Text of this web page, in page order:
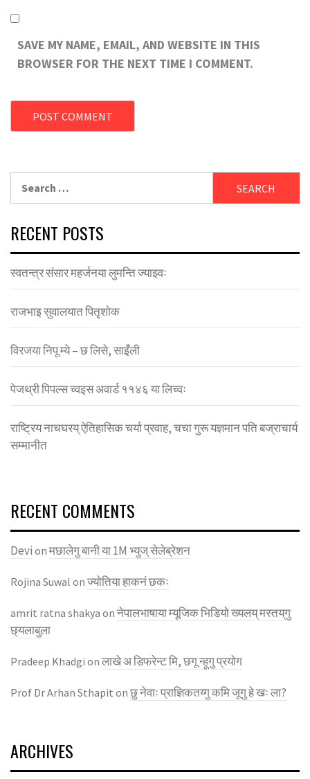
SAVE MY NAME, EMAIL, AND WEBSITE IN THIS
BROWSER FOR THE NEXT TIME I COMMENT.
RECENT POSTS
स्वतन्त्र संसार महर्जनया लुमन्ति ज्याझ्वः
राजभाइ सुवालयात पितृशाेक
विरजया निपू म्ये – छ लिसे, साइँली
पेजथ्री पिपल्स च्वइस अवार्ड ११४६ या लिच्वः
राष्ट्रिय नाचघरय् ऐतिहासिक चर्या प्रवाह, चचा गुरू यज्ञमान पति बज्राचार्य
सम्मानीत
RECENT COMMENTS
Devi on मछालेगु बानी या 1M भ्युज् सेलेब्रेशन
Rojina Suwal on ज्याेतिया हाकनं छकः
amrit ratna shakya on नेपालभाषाया म्यूजिक भिडियाे ख्यलय् मस्तय्‌गु
छ्यलाबुला
Pradeep Khadgi on लाखे अ डिफरेन्ट मि, छगू न्हूगु प्रयाेग
Prof Dr Arhan Sthapit on छु नेवाः प्राज्ञिकतय्गु कमि जूगु हे खः ला?
ARCHIVES